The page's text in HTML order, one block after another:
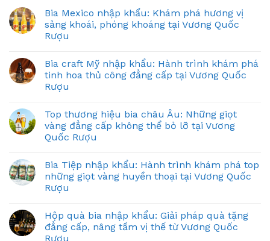
Bia Mexico nhập khẩu: Khám phá hương vị
sảng khoái, phóng khoáng tại Vương Quốc
Rượu
Bia craft Mỹ nhập khẩu: Hành trình khám phá
tinh hoa thủ công đẳng cấp tại Vương Quốc
Rượu
Top thương hiệu bia châu Âu: Những giọt
vàng đẳng cấp không thể bỏ lỡ tại Vương
Quốc Rượu
Bia Tiệp nhập khẩu: Hành trình khám phá top
những giọt vàng huyền thoại tại Vương Quốc
Rượu
Hộp quà bia nhập khẩu: Giải pháp quà tặng
đẳng cấp, nâng tầm vị thế từ Vương Quốc
Rượu